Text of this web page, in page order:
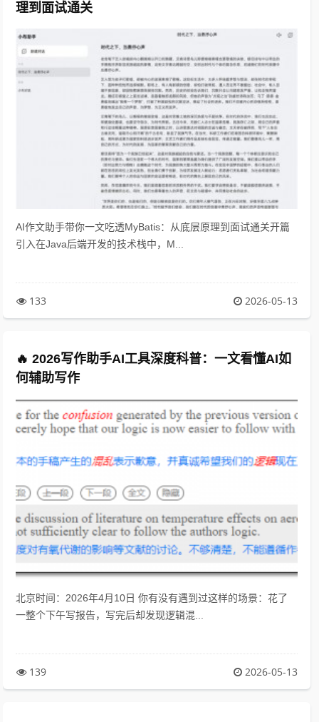
理到面试通关
AI作文助手带你一文吃透MyBatis：从底层原理到面试通关开篇
引入在Java后端开发的技术栈中，M...
133 2026-05-13
🔥 2026写作助手AI工具深度科普：一文看懂AI如
何辅助写作
北京时间：2026年4月10日 你有没有遇到过这样的场景：花了
一整个下午写报告，写完后却发现逻辑混...
139 2026-05-13